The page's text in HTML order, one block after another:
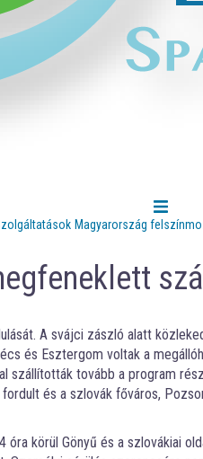
Magyarország
A svájci zászló alatt
és Esztergom voltak a
szállították tovább a program
és a szlovák főváros,
körül Gönyű és a szlovákiai